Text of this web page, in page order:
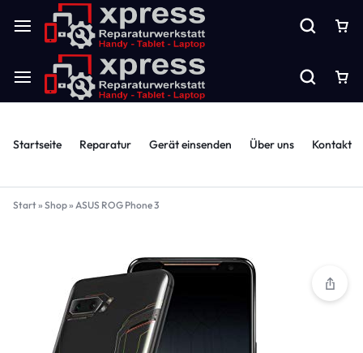
Startseite Reparatur Gerät einsenden Über uns Kontakt
Start» Shop» ASUS ROG Phone 3